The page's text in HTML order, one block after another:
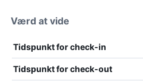
Værd at vide
Tidspunkt for check-in
Tidspunkt for check-out